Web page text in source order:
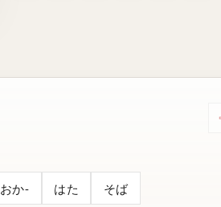
おか- はた そば